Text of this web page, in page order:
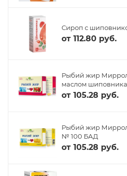
Сироп с
от 112.80 руб.
Рыбий жир
маслом
от 105.28 руб.
Рыбий жир
№ 100 БАД
от 105.28 руб.